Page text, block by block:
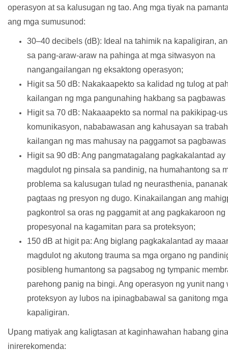
operasyon at sa kalusugan ng tao. Ang mga tiyak na
ang mga sumusunod:
30–40 decibels (dB): Ideal na tahimik na kapaligiran,
sa pang-araw-araw na pahinga at mga sitwasyon na
nangangailangan ng eksaktong operasyon;
Higit sa 50 dB: Nakakaapekto sa kalidad ng tulog at
kailangan ng mga pangunahing hakbang sa pagbawas
Higit sa 70 dB: Nakaaapekto sa normal na pakikipag-
komunikasyon, nababawasan ang kahusayan sa
kailangan ng mas mahusay na paggamot sa
Higit sa 90 dB: Ang pangmatagalang pagkakalantad ay
magdulot ng pinsala sa pandinig, na humahantong sa
problema sa kalusugan tulad ng neurasthenia,
pagtaas ng presyon ng dugo. Kinakailangan ang
pagkontrol sa oras ng paggamit at ang pagkakaroon ng
propesyonal na kagamitan para sa proteksyon;
150 dB at higit pa: Ang biglang pagkakalantad ay
magdulot ng akutong trauma sa mga organo ng
posibleng humantong sa pagsabog ng tympanic
parehong panig na bingi. Ang operasyon ng yunit nang
proteksyon ay lubos na ipinagbabawal sa ganitong mga
kapaligiran.
Upang matiyak ang kaligtasan at kaginhawahan habang
inirerekomenda: